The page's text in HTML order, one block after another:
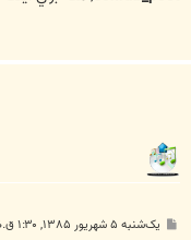
پ یک‌شنبه ۵ شهریور ۱۳۸۵, ۱:۳۰ ق.ظ